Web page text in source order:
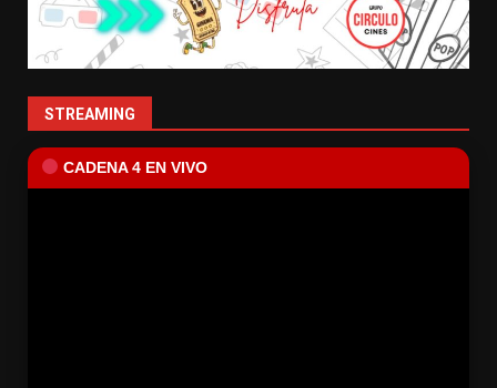
STREAMING
CADENA 4 EN VIVO